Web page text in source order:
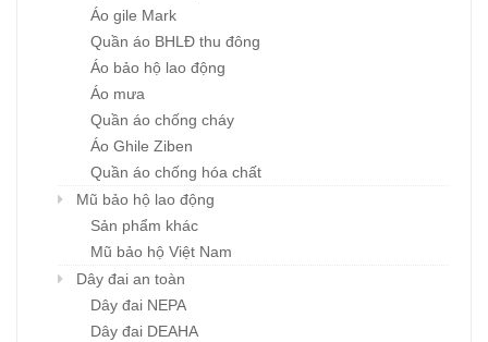
Áo gile Mark
Quần áo BHLĐ thu đông
Áo bảo hộ lao động
Áo mưa
Quần áo chống cháy
Áo Ghile Ziben
Quần áo chống hóa chất
Mũ bảo hộ lao động
Sản phẩm khác
Mũ bảo hộ Việt Nam
Dây đai an toàn
Dây đai NEPA
Dây đai DEAHA